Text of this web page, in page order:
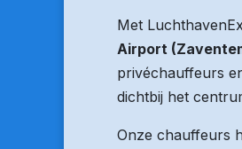
Met
Airport
privéchauffeurs
dichtbij het
Onze chauffeurs